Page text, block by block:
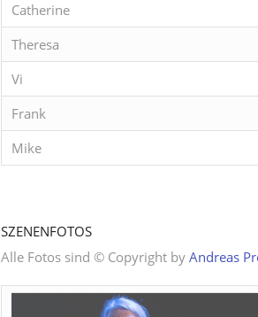
Catherine
Theresa
Vi
Frank
Mike
SZENENFOTOS
Alle Fotos sind © Copyright by Andreas